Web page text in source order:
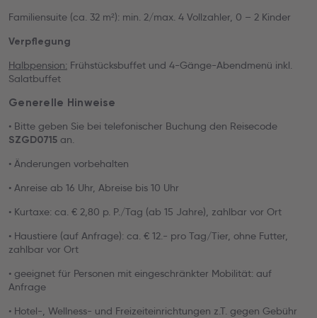
Familiensuite (ca. 32 m²): min. 2/max. 4 Vollzahler, 0 – 2 Kinder
Verpflegung
Halbpension: Frühstücksbuffet und 4-Gänge-Abendmenü inkl.
Salatbuffet
Generelle Hinweise
• Bitte geben Sie bei telefonischer Buchung den Reisecode
SZGD0715 an.
• Änderungen vorbehalten
• Anreise ab 16 Uhr, Abreise bis 10 Uhr
• Kurtaxe: ca. € 2,80 p. P./Tag (ab 15 Jahre), zahlbar vor Ort
• Haustiere (auf Anfrage): ca. € 12.- pro Tag/Tier, ohne Futter,
zahlbar vor Ort
• geeignet für Personen mit eingeschränkter Mobilität: auf
Anfrage
• Hotel-, Wellness- und Freizeiteinrichtungen z.T. gegen Gebühr